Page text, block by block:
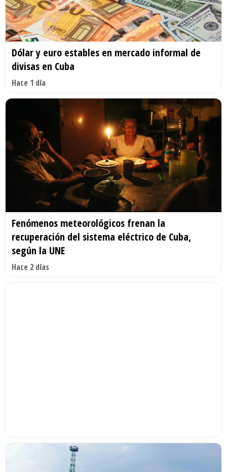
Dólar y euro estables en mercado informal de
divisas en Cuba
Hace 1 día
Fenómenos meteorológicos frenan la
recuperación del sistema eléctrico de Cuba,
según la UNE
Hace 2 días